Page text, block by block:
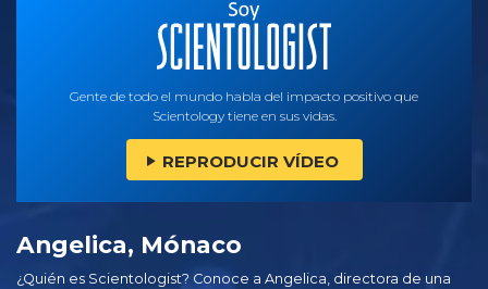
Gente de todo el mundo habla del impacto positivo que
Scientology tiene en sus vidas.
REPRODUCIR VÍDEO
Angelica, Mónaco
¿Quién es Scientologist? Conoce a Angelica, directora de una